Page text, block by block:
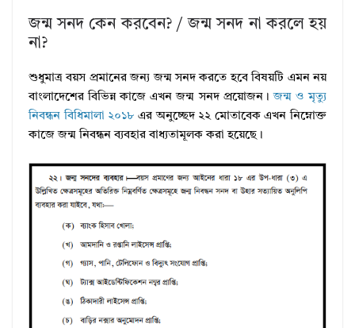
জন্ম সনদ কেন করবেন? / জন্ম সনদ না করলে হয়
না?
শুধুমাত্র বয়স প্রমানের জন্য জন্ম সনদ করতে হবে বিষয়টি এমন নয়
বাংলাদেশের বিভিন্ন কাজে এখন জন্ম সনদ প্রয়োজন।জন্ম ও মৃত্যু
নিবন্ধন বিধিমালা ২০১৮ এর অনুচ্ছেদ ২২ মোতাবেক এখন নিম্নোক্ত
কাজে জন্ম নিবন্ধন ব্যবহার বাধ্যতামূলক করা হয়েছে।